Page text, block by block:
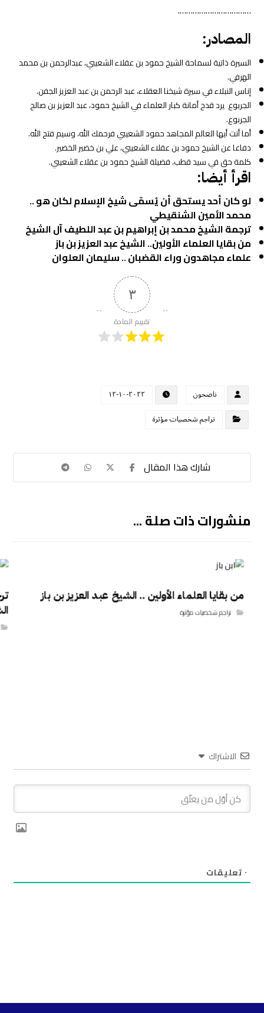
…………………………….
المصادر:
السيرة ذاتية لسماحة الشيخ حمود بن عقلاء الشعيبي، عبدالرحمن بن محمد
الهرفي.
إناس النبلاء في سيرة شيخنا العقلاء، عبد الرحمن بن عبد العزيز الجفن.
الجربوع يرد قدح أمانة كبار العلماء في الشيخ حمود، عبد العزيز بن صالح
الجربوع.
أما أنت أيها العالم المجاهد حمود الشعيبي فرحمك الله، وسيم فتح الله.
دفاعا عن الشيخ حمود بن عقلاء الشعيبي، علي بن خضير الخضير.
كلمة حق في سيد قطب، فضيلة الشيخ حمود بن عقلاء الشعيبي.
اقرأ أيضا:
لو كان أحد يستحق أن يُسمّى شيخ الإسلام لكان هو ..
محمد الأمين الشنقيطي
ترجمة الشيخ محمد بن إبراهيم بن عبد اللطيف آل الشيخ
من بقايا العلماء الأولين.. الشيخ عبد العزيز بن باز
علماء مجاهدون وراء القضبان .. سليمان العلوان
٣
تقييم المادة
ناصحون
٢٠٢٢-١٠-١٢
تراجم شخصيات مؤثرة
منشورات ذات صلة ...
من بقايا العلماء الأولين .. الشيخ عبد العزيز بن باز
تراجم شخصيات مؤثرة
الاشتراك
٠ تعليقات